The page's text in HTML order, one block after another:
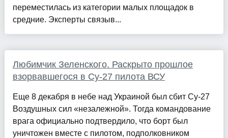
переместилась из категории малых площадок в
средние. Эксперты связыв...
Любимчик Зеленского. Раскрыто прошлое
взорвавшегося в Су-27 пилота ВСУ
Еще 8 декабря в небе над Украиной был сбит Су-27
Воздушных сил «незалежной». Тогда командование
врага официально подтвердило, что борт был
уничтожен вместе с пилотом, подполковником